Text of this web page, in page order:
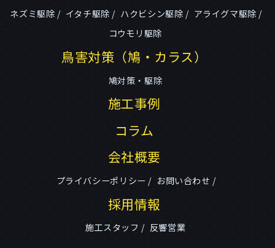
ネズミ駆除 イタチ駆除 ハクビシン駆除
アライグマ駆除
コウモリ駆除
鳥害対策（鳩・カラス）
鳩対策・駆除
施工事例
コラム
会社概要
プライバシーポリシー お問い合わせ
採用情報
施工スタッフ 反響営業